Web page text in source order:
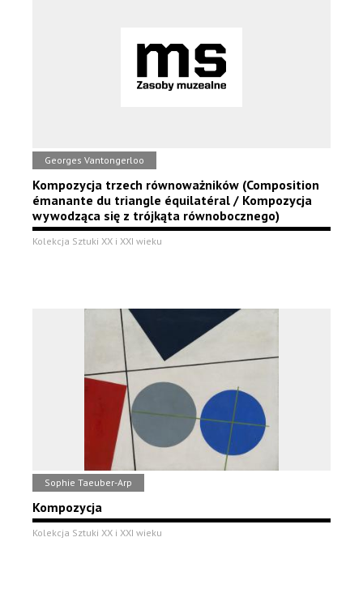
Georges Vantongerloo
Kompozycja trzech równoważników (Composition
émanante du triangle équilatéral / Kompozycja
wywodząca się z trójkąta równobocznego)
Kolekcja Sztuki XX i XXI wieku
Sophie Taeuber-Arp
Kompozycja
Kolekcja Sztuki XX i XXI wieku